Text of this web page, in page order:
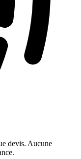
devis. Aucune